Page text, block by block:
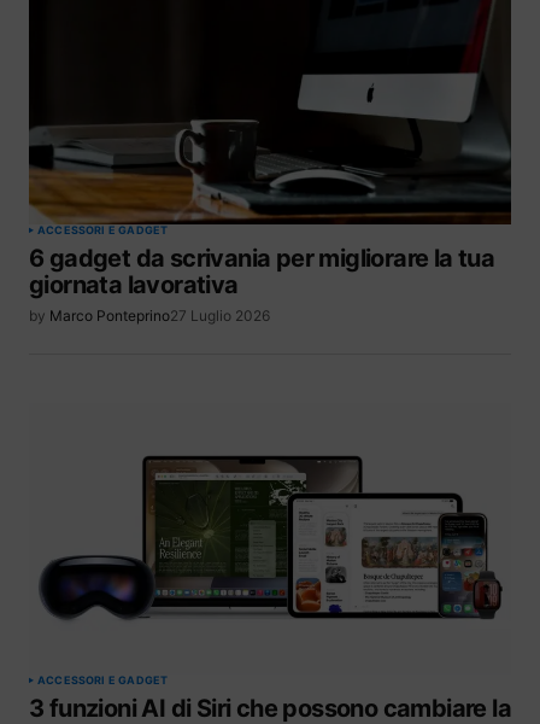
ACCESSORI E GADGET
6 gadget da scrivania per migliorare la tua
giornata lavorativa
by Marco Ponteprino27 Luglio 2026
ACCESSORI E GADGET
3 funzioni AI di Siri che possono cambiare la